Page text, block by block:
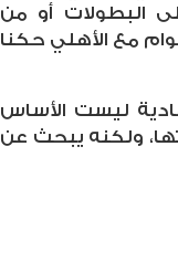
البطولات أو من
أن أحقق فيها طموحي خاصة وأني منذ 8 أعوام مع الأهلي حكنا
ليست الأساس
ولكنه يبحث عن